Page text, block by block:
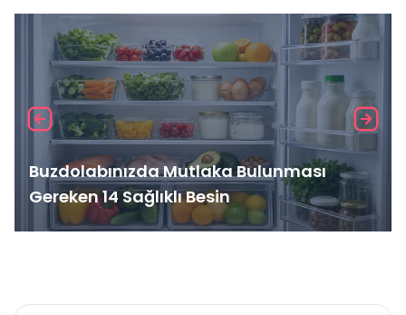
Buzdolabınızda Mutlaka Bulunması
Gereken 14 Sağlıklı Besin